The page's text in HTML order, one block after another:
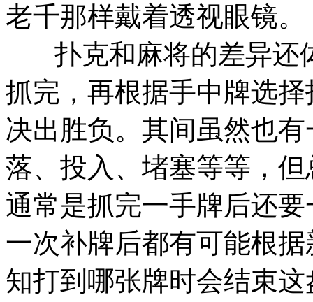
老千那样戴着透视眼镜。
扑克和麻将的差异还
抓完，再根据手中牌选
决出胜负。其间虽然也
落、投入、堵塞等等，
通常是抓完一手牌后还
一次补牌后都有可能根
知打到哪张牌时会结束